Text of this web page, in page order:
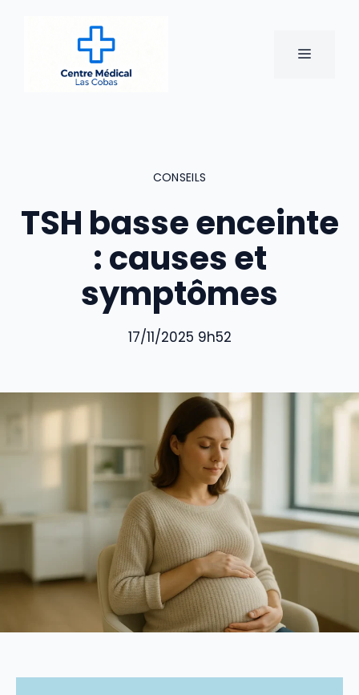
MENU
CONSEILS
TSH basse enceinte
: causes et
symptômes
17/11/2025 9h52